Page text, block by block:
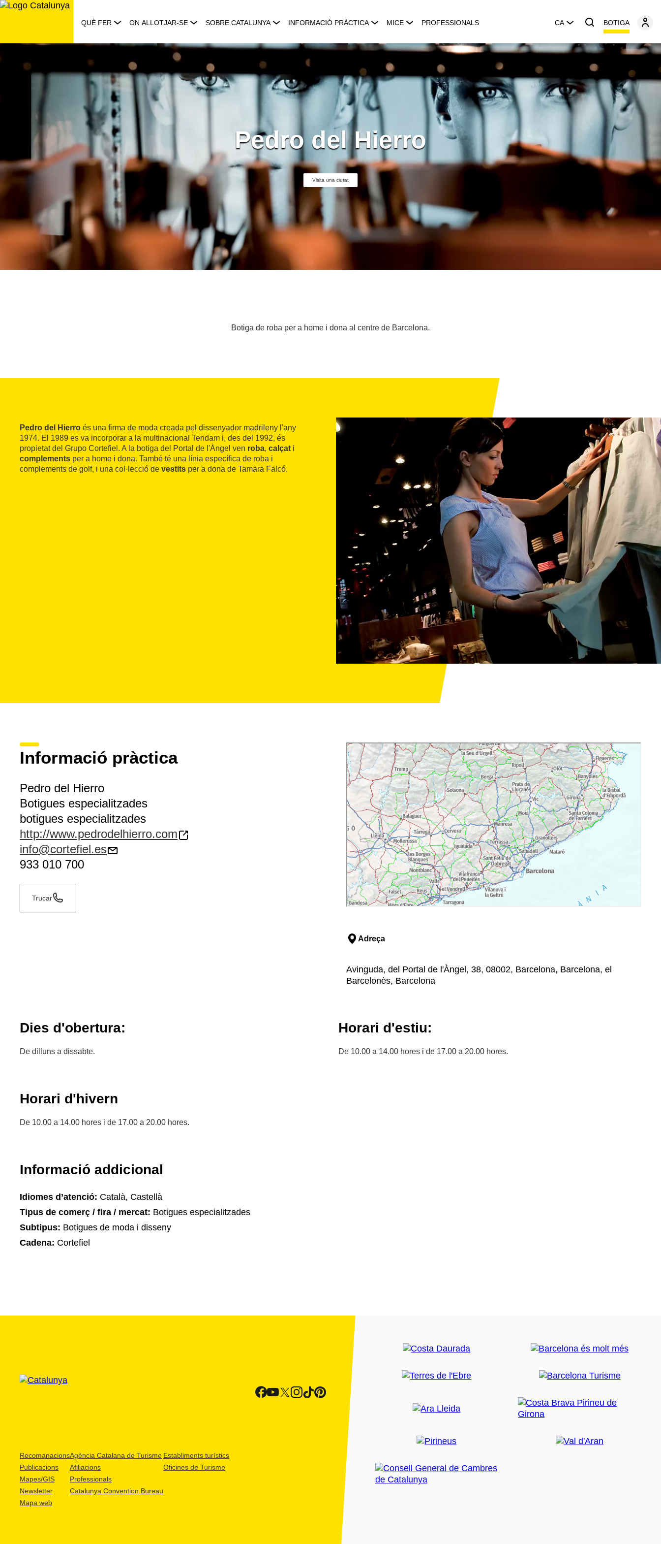
Saltar
QUÈ FER ON ALLOTJAR-SE SOBRE CATALUNYA INFORMACIÓ PRÀCTICA MICE PROFESSIONALS CA BOTIGA
Pedro del Hierro
Visita una ciutat
Botiga de roba per a home i dona al centre de Barcelona.
Pedro del Hierro és una firma de moda creada pel dissenyador madrileny l'any
1974. El 1989 es va incorporar a la multinacional Tendam i, des del 1992, és
propietat del Grupo Cortefiel. A la botiga del Portal de l'Àngel ven roba, calçat i
complements per a home i dona. També té una línia específica de roba i
complements de golf, i una col·lecció de vestits per a dona de Tamara Falcó.
Informació pràctica
Pedro del Hierro
Botigues especialitzades
botigues especialitzades
http://www.pedrodelhierro.com
info@cortefiel.es
933 010 700
Trucar
Adreça
Avinguda, del Portal de l'Àngel, 38, 08002, Barcelona, Barcelona, el
Barcelonès, Barcelona
Dies d'obertura:
De dilluns a dissabte.
Horari d'estiu:
De 10.00 a 14.00 hores i de 17.00 a 20.00 hores.
Horari d'hivern
De 10.00 a 14.00 hores i de 17.00 a 20.00 hores.
Informació addicional
Idiomes d’atenció: Català, Castellà
Tipus de comerç / fira / mercat: Botigues especialitzades
Subtipus: Botigues de moda i disseny
Cadena: Cortefiel
Recomanacions
Publicacions
Mapes/GIS
Newsletter
Mapa web
Agència Catalana de Turisme
Afiliacions
Professionals
Catalunya Convention Bureau
Establiments turístics
Oficines de Turisme